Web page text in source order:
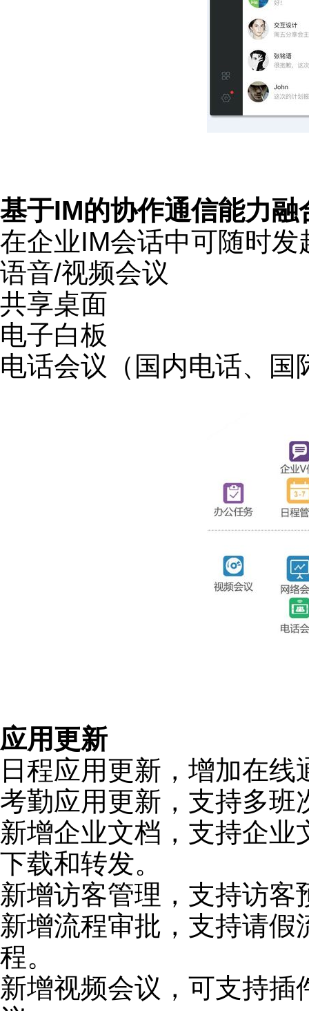
基于IM的协作通信能力融
在企业IM会话中可随时发
语音/视频会议
共享桌面
电子白板
电话会议（国内电话、国
应用更新
日程应用更新，增加在
考勤应用更新，支持多班
新增企业文档，支持企
下载和转发。
新增访客管理，支持访客
新增流程审批，支持请
程。
新增视频会议，可支持